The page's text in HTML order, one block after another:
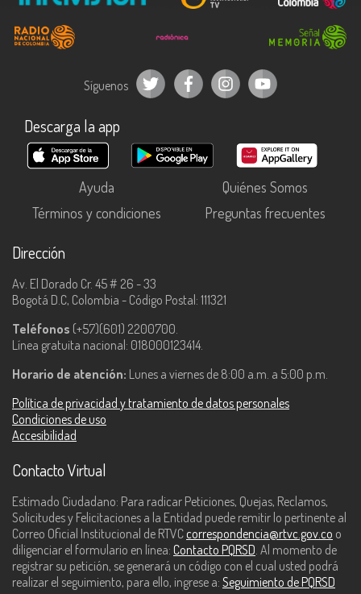
Síguenos
Descarga la app
Ayuda
Quiénes Somos
Términos y condiciones
Preguntas frecuentes
Dirección
Av. El Dorado Cr. 45 # 26 - 33
Bogotá D.C, Colombia - Código Postal: 111321
Teléfonos (+57)(601) 2200700.
Línea gratuita nacional: 018000123414.
Horario de atención: Lunes a viernes de 8:00 a.m. a 5:00 p.m.
Política de privacidad y tratamiento de datos personales
Condiciones de uso
Accesibilidad
Contacto Virtual
Estimado Ciudadano: Para radicar Peticiones, Quejas, Reclamos,
Solicitudes y Felicitaciones a la Entidad puede remitir lo pertinente al
Correo Oficial Institucional de RTVC correspondencia@rtvc.gov.co o
diligenciar el formulario en línea: Contacto PQRSD. Al momento de
registrar su petición, se generará un código con el cual usted podrá
realizar el seguimiento, para ello, ingrese a: Seguimiento de PQRSD